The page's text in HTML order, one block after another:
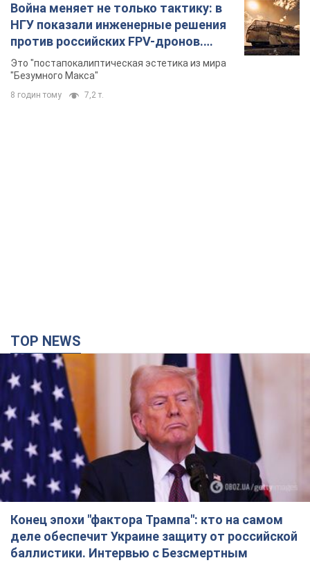
Война меняет не только тактику: в
НГУ показали инженерные решения
против российских FPV-дронов.
Фото
Это "постапокалиптическая эстетика из мира
"Безумного Макса"
8 годин тому 7,2 т.
TOP NEWS
Конец эпохи "фактора Трампа": кто на самом
деле обеспечит Украине защиту от российской
баллистики. Интервью с Безсмертным